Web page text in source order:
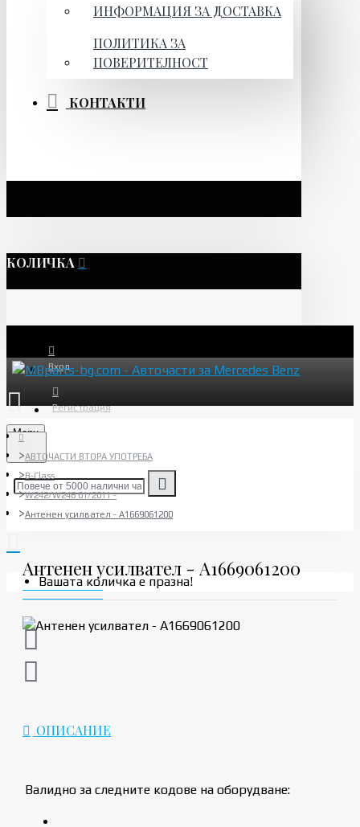
ИНФОРМАЦИЯ ЗА ДОСТАВКА
ПОЛИТИКА ЗА
ПОВЕРИТЕЛНОСТ
КОНТАКТИ
КОЛИЧКА
Вход
Регистрация
Menu
Вашата количка е празна!
АВТОЧАСТИ ВТОРА УПОТРЕБА
B-Class
W242/W246 01/2011 -
Антенен усилвател - A1669061200
Антенен усилвател - A1669061200
ОПИСАНИЕ
Валидно за следните кодове на оборудване: